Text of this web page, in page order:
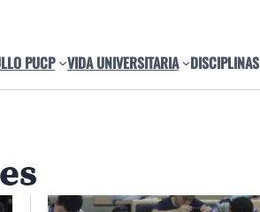
PUCP VIDA UNIVERSITARIA DISCIPLINAS